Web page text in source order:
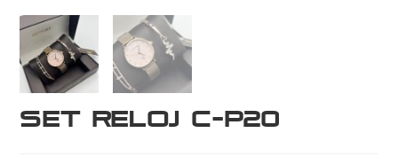
Set Reloj C-P20